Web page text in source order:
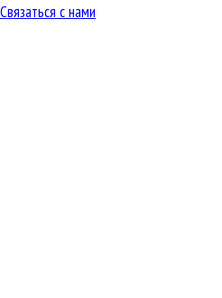
Связаться с нами